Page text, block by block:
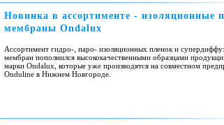
Новинка в ассортименте - изоляционные
мембраны Ondalux
Ассортимент гидро-, паро- изоляционных пленок и
мембран пополнился высококачественными образцами
марки Ondalux, которые уже производятся на совместном
Onduline в Нижнем Новгороде.